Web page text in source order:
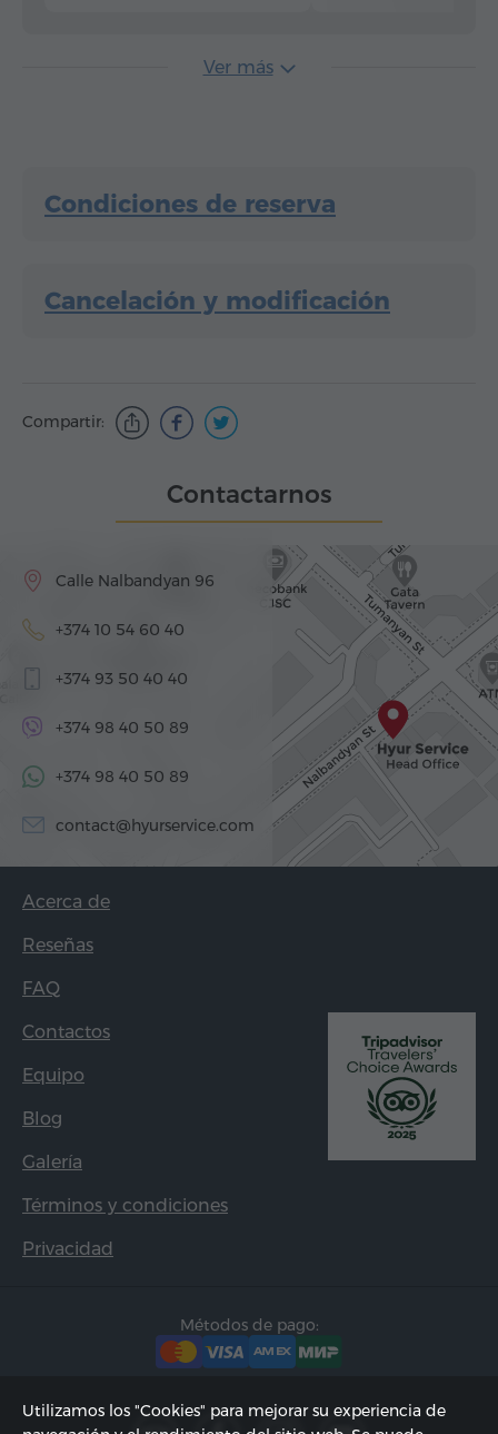
Ver más
Condiciones de reserva
Cancelación y modificación
Compartir:
Contactarnos
Calle Nalbandyan 96
+374 10 54 60 40
+374 93 50 40 40
+374 98 40 50 89
+374 98 40 50 89
contact@hyurservice.com
Acerca de
Reseñas
FAQ
Contactos
Equipo
Blog
Galería
Términos y condiciones
Privacidad
Métodos de pago:
Utilizamos los "Cookies" para mejorar su experiencia de